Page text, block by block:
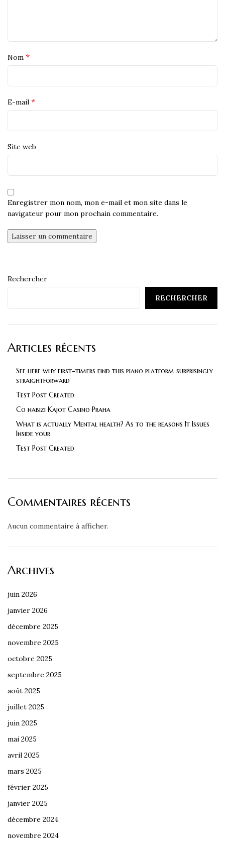
Nom *
E-mail *
Site web
Enregistrer mon nom, mon e-mail et mon site dans le
navigateur pour mon prochain commentaire.
Rechercher
RECHERCHER
Articles récents
See here why first-timers find this piano platform surprisingly
straightforward
Test Post Created
Co nabizi Kajot Casino Praha
What is actually Mental health? As to the reasons It Issues
Inside your
Test Post Created
Commentaires récents
Aucun commentaire à afficher.
Archives
juin 2026
janvier 2026
décembre 2025
novembre 2025
octobre 2025
septembre 2025
août 2025
juillet 2025
juin 2025
mai 2025
avril 2025
mars 2025
février 2025
janvier 2025
décembre 2024
novembre 2024